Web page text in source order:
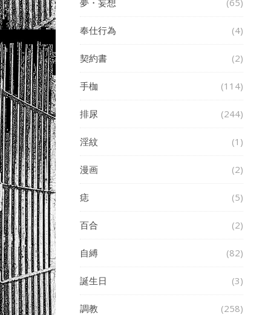
夢・妄想 (65)
奉仕行為 (4)
契約書 (2)
手枷 (114)
排尿 (244)
淫紋 (1)
漫画 (2)
痣 (5)
百合 (2)
自縛 (82)
誕生日 (3)
調教 (258)